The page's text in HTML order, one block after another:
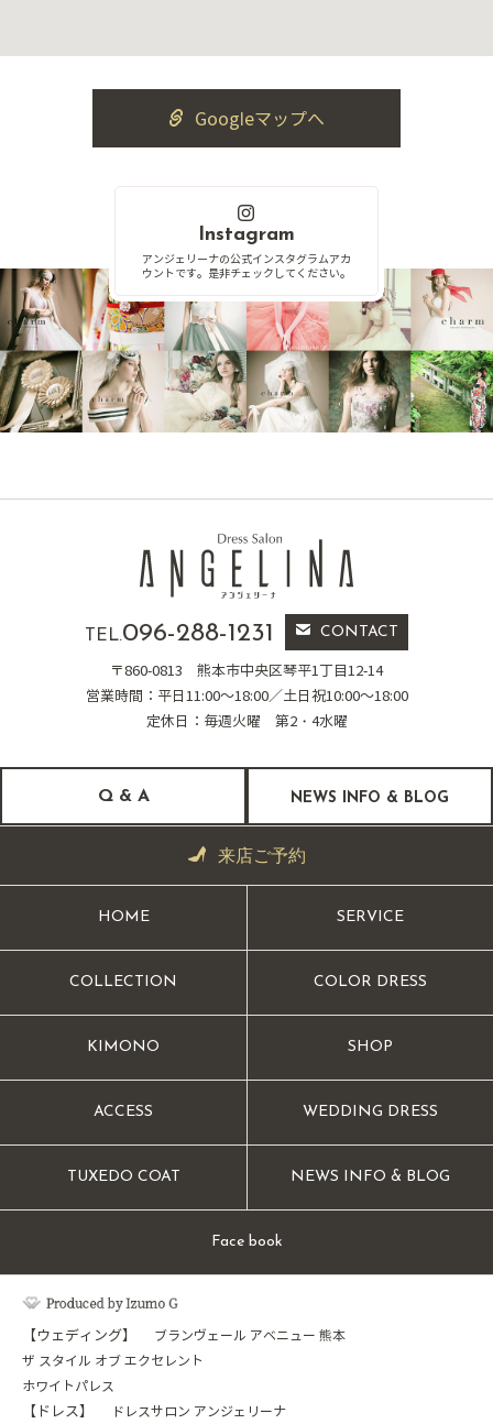
Googleマップへ
Instagram
アンジェリーナの公式インスタグラムアカ
ウントです。是非チェックしてください。
TEL.096-288-1231 CONTACT
〒860-0813 熊本市中央区琴平1丁目12-14
営業時間：平日11:00～18:00／土日祝10:00～18:00
定休日：毎週火曜 第2・4水曜
Q & A NEWS INFO & BLOG
来店ご予約
HOME SERVICE
COLLECTION COLOR DRESS
KIMONO SHOP
ACCESS WEDDING DRESS
TUXEDO COAT NEWS INFO & BLOG
Face book
【ウェディング】
ブランヴェール アベニュー 熊本
ザ スタイル オブ エクセレント
ホワイトパレス
【ドレス】 ドレスサロン アンジェリーナ